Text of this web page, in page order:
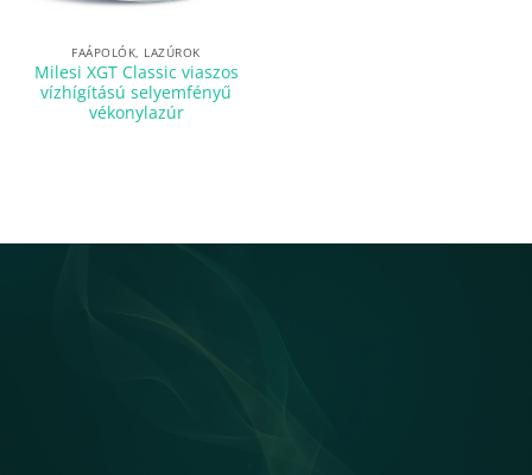
FAÁPOLÓK, LAZÚROK
Milesi XGT Classic viaszos
vízhígítású selyemfényű
vékonylazúr